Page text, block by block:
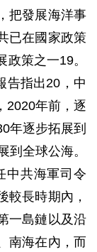
把發展海洋事
已在國家政策
策之一19。
告指出20，中
2020年前，逐
年逐步拓展到
到全球公海。
中共海軍司令
較長時期內，
一島鏈以及沿
南海在內，而